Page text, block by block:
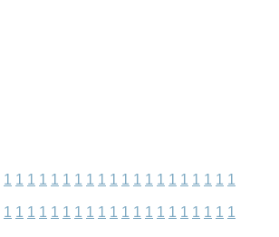
1 1 1 1 1 1 1 1 1 1 1 1 1 1 1 1 1 1 1 1
1 1 1 1 1 1 1 1 1 1 1 1 1 1 1 1 1 1 1 1